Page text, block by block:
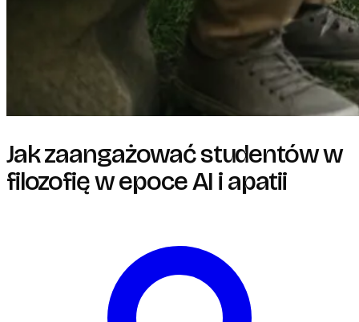
Jak zaangażować studentów w
filozofię w epoce AI i apatii